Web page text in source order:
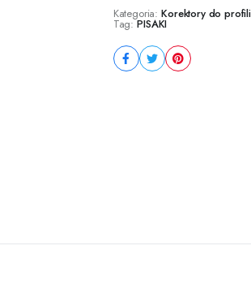
Fix
ilość
Kategoria: Korektory do profili
Tag: PISAKI